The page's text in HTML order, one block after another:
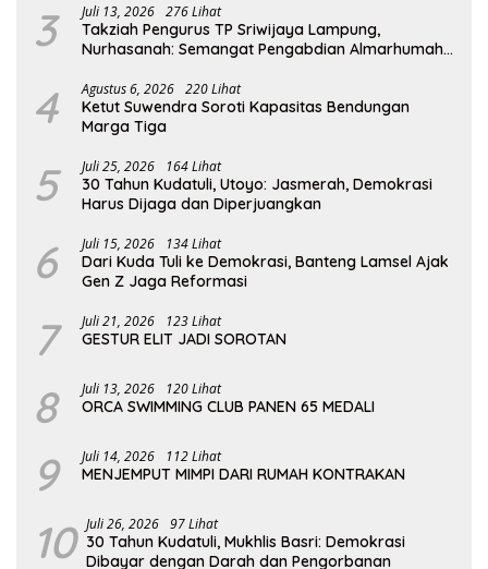
3 Juli 13, 2026 276 Lihat
Takziah Pengurus TP Sriwijaya Lampung,
Nurhasanah: Semangat Pengabdian Almarhumah
4 Agustus 6, 2026 220 Lihat
Ketut Suwendra Soroti Kapasitas Bendungan
Marga Tiga
5 Juli 25, 2026 164 Lihat
30 Tahun Kudatuli, Utoyo: Jasmerah, Demokrasi
Harus Dijaga dan Diperjuangkan
6 Juli 15, 2026 134 Lihat
Dari Kuda Tuli ke Demokrasi, Banteng Lamsel Ajak
Gen Z Jaga Reformasi
7 Juli 21, 2026 123 Lihat
GESTUR ELIT JADI SOROTAN
8 Juli 13, 2026 120 Lihat
ORCA SWIMMING CLUB PANEN 65 MEDALI
9 Juli 14, 2026 112 Lihat
MENJEMPUT MIMPI DARI RUMAH KONTRAKAN
10 Juli 26, 2026 97 Lihat
30 Tahun Kudatuli, Mukhlis Basri: Demokrasi
Dibayar dengan Darah dan Pengorbanan